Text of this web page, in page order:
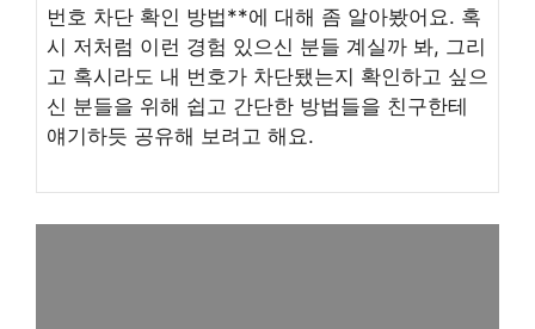
번호 차단 확인 방법**에 대해 좀 알아봤어요. 혹
시 저처럼 이런 경험 있으신 분들 계실까 봐, 그리
고 혹시라도 내 번호가 차단됐는지 확인하고 싶으
신 분들을 위해 쉽고 간단한 방법들을 친구한테
얘기하듯 공유해 보려고 해요.